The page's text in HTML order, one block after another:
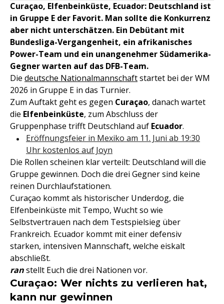
Curaçao, Elfenbeinküste, Ecuador: Deutschland ist
in Gruppe E der Favorit. Man sollte die Konkurrenz
aber nicht unterschätzen. Ein Debütant mit
Bundesliga-Vergangenheit, ein afrikanisches
Power-Team und ein unangenehmer Südamerika-
Gegner warten auf das DFB-Team.
Die deutsche Nationalmannschaftstartet bei der WM
2026 in Gruppe E in das Turnier.
Zum Auftakt geht es gegen Curaçao, danach wartet
die Elfenbeinküste, zum Abschluss der
Gruppenphase trifft Deutschland auf Ecuador.
Eröffnungsfeier in Mexiko am 11. Juni ab 19:30
Uhr kostenlos auf Joyn
Die Rollen scheinen klar verteilt: Deutschland will die
Gruppe gewinnen. Doch die drei Gegner sind keine
reinen Durchlaufstationen.
Curaçao kommt als historischer Underdog, die
Elfenbeinküste mit Tempo, Wucht so wie
Selbstvertrauen nach dem Testspielsieg über
Frankreich. Ecuador kommt mit einer defensiv
starken, intensiven Mannschaft, welche eiskalt
abschließt.
ranstellt Euch die drei Nationen vor.
Curaçao: Wer nichts zu verlieren hat,
kann nur gewinnen